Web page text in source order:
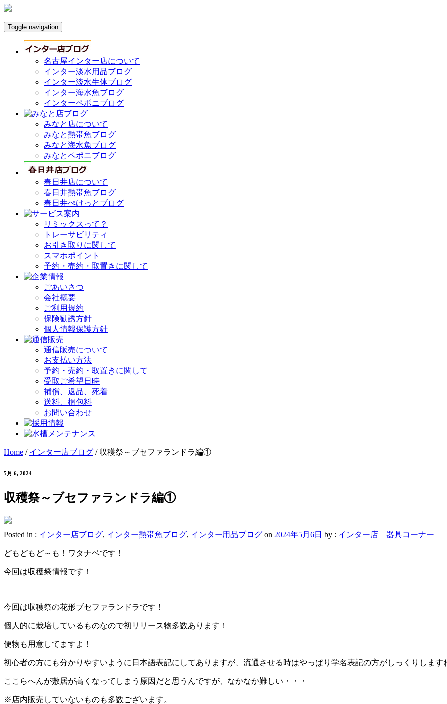
Toggle navigation
名古屋インター店について
インター淡水用品ブログ
インター淡水生体ブログ
インター海水魚ブログ
インターペポニブログ
みなと店について
みなと熱帯魚ブログ
みなと海水魚ブログ
みなとペポニブログ
春日井店について
春日井熱帯魚ブログ
春日井ぺけっとブログ
リミックスって？
トレーサビリティ
お引き取りに関して
スマホポイント
予約・売約・取置きに関して
ごあいさつ
会社概要
ご利用規約
保険勧誘方針
個人情報保護方針
通信販売について
お支払い方法
予約・売約・取置きに関して
受取ご希望日時
補償、返品、死着
送料、梱包料
お問い合わせ
Home / インター店ブログ / 収穫祭～ブセファランドラ編①
5月 6, 2024
収穫祭～ブセファランドラ編①
Posted in : インター店ブログ, インター熱帯魚ブログ, インター用品ブログ on 2024年5月6日 by : インター店 器具コーナー
どもどもど～も！ワタナベです！
今回は収穫祭情報です！
今回は収穫祭の花形ブセファランドラです！
個人的に栽培しているものなので初リリース物多数あります！
便物も用意してますよ！
初心者の方にも分かりやすいように日本語表記にしてありますが、流通させる時はやっぱり学名表記の方がしっくりします
ここらへんが敷居が高くなってしまう原因だと思うんですが、なかなか難しい・・・
※店内販売していないものも多数ございます。